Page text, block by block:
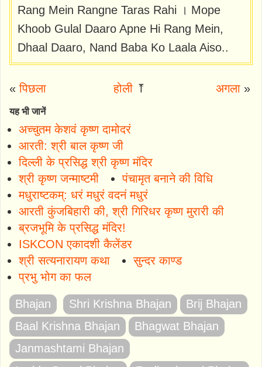
Rang Mein Rangne Taras Rahi । Mope
Khoob Gulal Daaro Apne Hi Rang Mein,
Dhaal Daaro, Nand Baba Ko Laala Aiso..
«पिछला होली⤒ अगला»
यह भी जानें
अच्चुतम केशवं कृष्ण दामोदरं
आरती: श्री बाल कृष्ण जी
दिल्ली के प्रसिद्ध श्री कृष्ण मंदिर
श्री कृष्ण जन्माष्टमी
पंचामृत बनाने की विधि
मधुराष्टकम्: धरं मधुरं वदनं मधुरं
आरती कुंजबिहारी की, श्री गिरिधर कृष्ण मुरारी की
ब्रजभूमि के प्रसिद्ध मंदिर!
ISKCON एकादशी कैलेंडर
श्री सत्यनारायण कथा
सुन्दर काण्ड
प्रभु भोग का फल
Bhajan Shri Krishna Bhajan
Brij Bhajan
Baal Krishna Bhajan
Bhagwat Bhajan
Janmashtami Bhajan